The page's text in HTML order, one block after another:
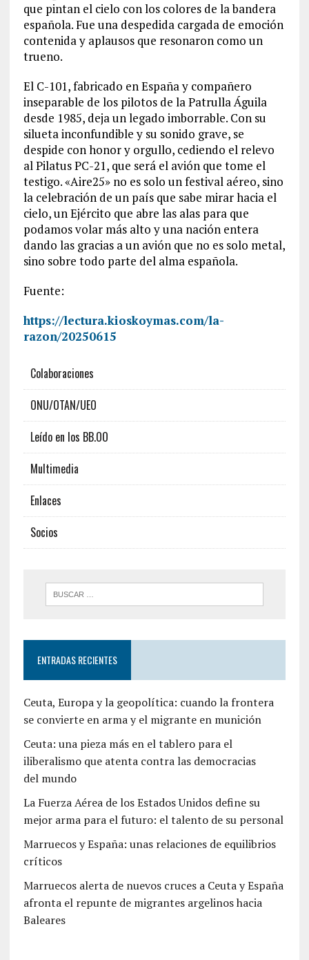
que pintan el cielo con los colores de la bandera
española. Fue una despedida cargada de emoción
contenida y aplausos que resonaron como un
trueno.
El C-101, fabricado en España y compañero
inseparable de los pilotos de la Patrulla Águila
desde 1985, deja un legado imborrable. Con su
silueta inconfundible y su sonido grave, se
despide con honor y orgullo, cediendo el relevo
al Pilatus PC-21, que será el avión que tome el
testigo. «Aire25» no es solo un festival aéreo, sino
la celebración de un país que sabe mirar hacia el
cielo, un Ejército que abre las alas para que
podamos volar más alto y una nación entera
dando las gracias a un avión que no es solo metal,
sino sobre todo parte del alma española.
Fuente:
https://lectura.kioskoymas.com/la-
razon/20250615
Colaboraciones
ONU/OTAN/UEO
Leído en los BB.OO
Multimedia
Enlaces
Socios
ENTRADAS RECIENTES
Ceuta, Europa y la geopolítica: cuando la frontera
se convierte en arma y el migrante en munición
Ceuta: una pieza más en el tablero para el
iliberalismo que atenta contra las democracias
del mundo
La Fuerza Aérea de los Estados Unidos define su
mejor arma para el futuro: el talento de su personal
Marruecos y España: unas relaciones de equilibrios
críticos
Marruecos alerta de nuevos cruces a Ceuta y España
afronta el repunte de migrantes argelinos hacia
Baleares